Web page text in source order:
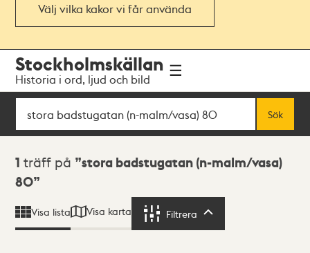
Välj vilka kakor vi får använda
navigationen
huvudinnehållet
Stockholmskällan
Historia i ord, ljud och bild
Sök
Sök
Sökresultat
1 träff på
stora badstugatan (n-malm/vasa)
80
Visa lista Visa karta Filtrera